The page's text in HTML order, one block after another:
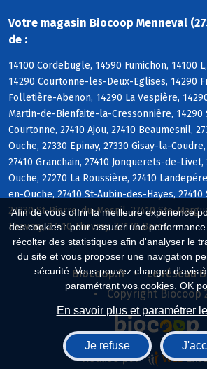
Afin de vous offrir la meilleure expérience
des cookies : pour assurer une
récolter des statistiques afin d'analyser le
du site et vous proposer une navigation
sécurité. Vous pouvez changer d'avis
paramétrant vos cookies. OK
En savoir plus et paramétrer
Je refuse
Votre magasin Biocoop Menneval
de :
14100 Cordebugle, 14590 Fumichon, 14100
14290 Courtonne-les-Deux-Eglises, 14290
Folletière-Abenon, 14290 La Vespière,
Martin-de-Bienfaite-la-Cressonnière, 14290
Courtonne, 27410 Ajou, 27410 Beaumesnil,
Ouche, 27330 Epinay, 27330 Gisay-la-
27410 Granchain, 27410 Jonquerets-de-
Ouche, 27270 La Roussière, 27410
en-Ouche, 27410 St-Aubin-des-Hayes,
27330 St-Pierre-du-Mesnil, 27410 Ste-
Thevray, 27410 Thevray, 27170 Barc
Biocoop.fr
Le réseau
Copyright Biocoop
Réalisé par